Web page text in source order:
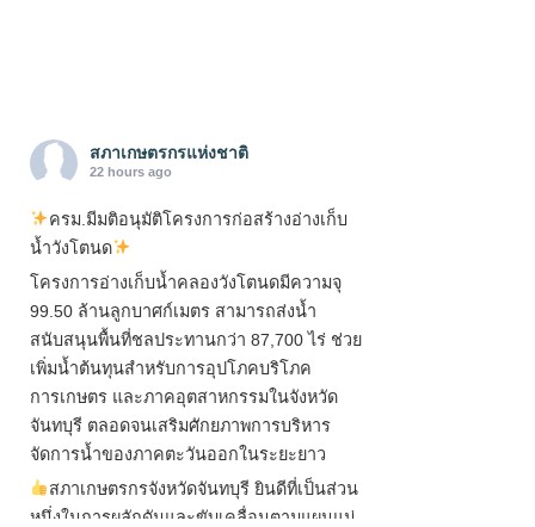
สภาเกษตรกรแห่งชาติ
22 hours ago
ครม.มีมติอนุมัติโครงการก่อสร้างอ่างเก็บ
น้ำวังโตนด
โครงการอ่างเก็บน้ำคลองวังโตนดมีความจุ
99.50 ล้านลูกบาศก์เมตร สามารถส่งน้ำ
สนับสนุนพื้นที่ชลประทานกว่า 87,700 ไร่ ช่วย
เพิ่มน้ำต้นทุนสำหรับการอุปโภคบริโภค
การเกษตร และภาคอุตสาหกรรมในจังหวัด
จันทบุรี ตลอดจนเสริมศักยภาพการบริหาร
จัดการน้ำของภาคตะวันออกในระยะยาว
สภาเกษตรกรจังหวัดจันทบุรี ยินดีที่เป็นส่วน
หนึ่งในการผลักดันและขับเคลื่อนตามแผนแม่